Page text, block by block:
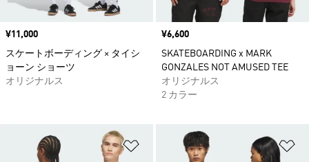
価格
¥11,000
スケートボーディング × タイシ
ョーン ショーツ
オリジナルス
価格
¥6,600
SKATEBOARDING x MARK
GONZALES NOT AMUSED TEE
オリジナルス
2 カラー
ほしいものリストに追加